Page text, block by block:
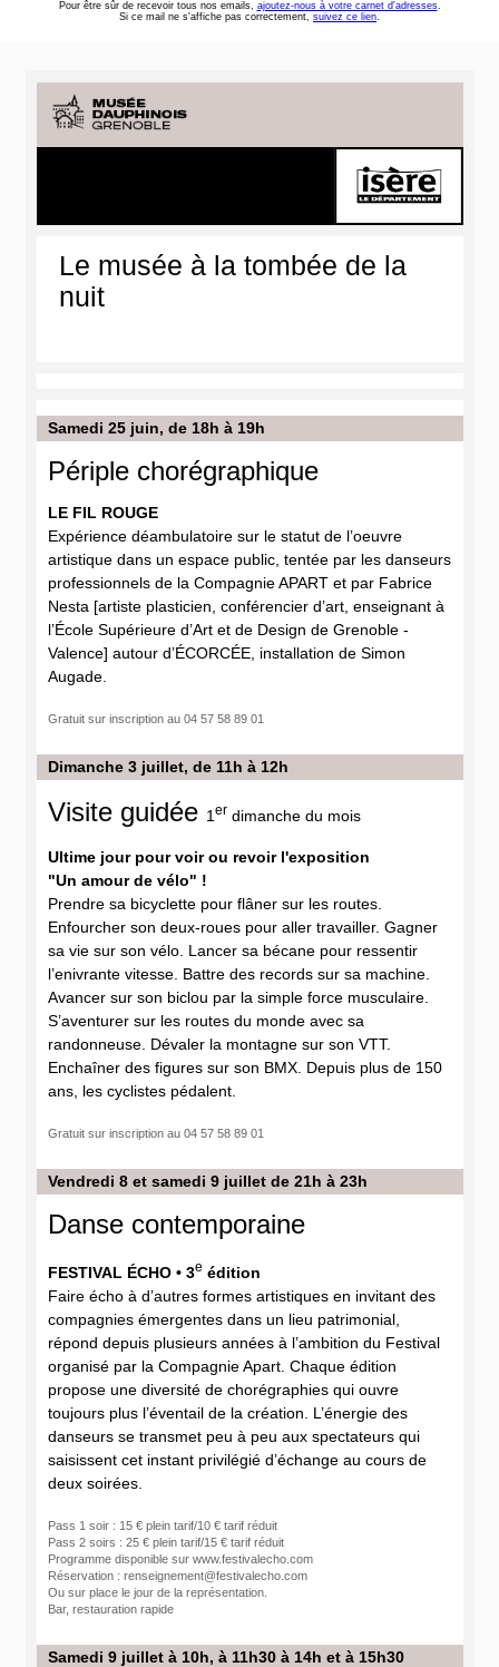
Pour être sûr de recevoir tous nos emails, ajoutez-nous à votre carnet d'adresses.
Si ce mail ne s'affiche pas correctement, suivez ce lien.
Le musée à la tombée de la
nuit
Samedi 25 juin, de 18h à 19h
Périple chorégraphique
LE FIL ROUGE
Expérience déambulatoire sur le statut de l’oeuvre
artistique dans un espace public, tentée par les danseurs
professionnels de la Compagnie APART et par Fabrice
Nesta [artiste plasticien, conférencier d’art, enseignant à
l’École Supérieure d’Art et de Design de Grenoble -
Valence] autour d’ÉCORCÉE, installation de Simon
Augade.
Gratuit sur inscription au 04 57 58 89 01
Dimanche 3 juillet, de 11h à 12h
Visite guidée 1 er dimanche du mois
Ultime jour pour voir ou revoir l'exposition
"Un amour de vélo" !
Prendre sa bicyclette pour flâner sur les routes.
Enfourcher son deux-roues pour aller travailler. Gagner
sa vie sur son vélo. Lancer sa bécane pour ressentir
l’enivrante vitesse. Battre des records sur sa machine.
Avancer sur son biclou par la simple force musculaire.
S’aventurer sur les routes du monde avec sa
randonneuse. Dévaler la montagne sur son VTT.
Enchaîner des figures sur son BMX. Depuis plus de 150
ans, les cyclistes pédalent.
Gratuit sur inscription au 04 57 58 89 01
Vendredi 8 et samedi 9 juillet de 21h à 23h
Danse contemporaine
FESTIVAL ÉCHO • 3e édition
Faire écho à d’autres formes artistiques en invitant des
compagnies émergentes dans un lieu patrimonial,
répond depuis plusieurs années à l’ambition du Festival
organisé par la Compagnie Apart. Chaque édition
propose une diversité de chorégraphies qui ouvre
toujours plus l’éventail de la création. L’énergie des
danseurs se transmet peu à peu aux spectateurs qui
saisissent cet instant privilégié d’échange au cours de
deux soirées.
Pass 1 soir : 15 € plein tarif/10 € tarif réduit
Pass 2 soirs : 25 € plein tarif/15 € tarif réduit
Programme disponible sur www.festivalecho.com
Réservation : renseignement@festivalecho.com
Ou sur place le jour de la représentation.
Bar, restauration rapide
Samedi 9 juillet à 10h, à 11h30 à 14h et à 15h30